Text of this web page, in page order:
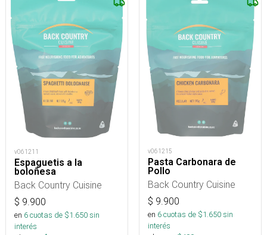
v061211
Espaguetis a la
boloñesa
Back Country Cuisine
$ 9.900
en 6cuotas de $1.650sin
interés
v061215
Pasta Carbonara de
Pollo
Back Country Cuisine
$ 9.900
en 6cuotas de $1.650sin
interés